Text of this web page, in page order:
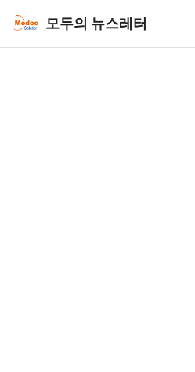
모두의 뉴스레터